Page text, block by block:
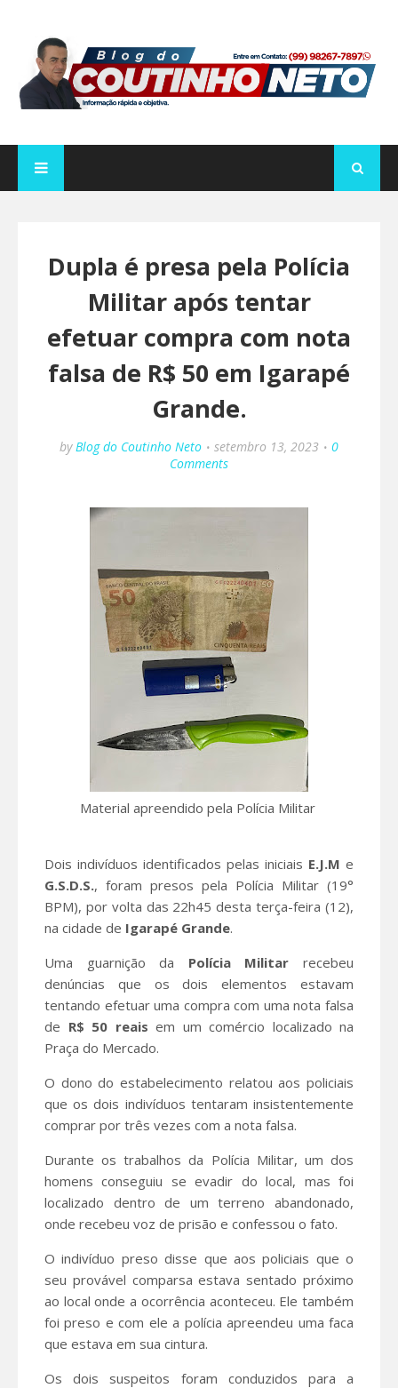
Dupla é presa pela Polícia
Militar após tentar
efetuar compra com nota
falsa de R$ 50 em Igarapé
Grande.
by Blog do Coutinho Neto setembro 13, 2023
0
Comments
Material apreendido pela Polícia Militar
Dois indivíduos identificados pelas iniciais E.J.M e
G.S.D.S., foram presos pela Polícia Militar (19°
BPM), por volta das 22h45 desta terça-feira (12),
na cidade de Igarapé Grande.
Uma guarnição da Polícia Militar recebeu
denúncias que os dois elementos estavam
tentando efetuar uma compra com uma nota falsa
de R$ 50 reais em um comércio localizado na
Praça do Mercado.
O dono do estabelecimento relatou aos policiais
que os dois indivíduos tentaram insistentemente
comprar por três vezes com a nota falsa.
Durante os trabalhos da Polícia Militar, um dos
homens conseguiu se evadir do local, mas foi
localizado dentro de um terreno abandonado,
onde recebeu voz de prisão e confessou o fato.
O indivíduo preso disse que aos policiais que o
seu provável comparsa estava sentado próximo
ao local onde a ocorrência aconteceu. Ele também
foi preso e com ele a polícia apreendeu uma faca
que estava em sua cintura.
Os dois suspeitos foram conduzidos para a